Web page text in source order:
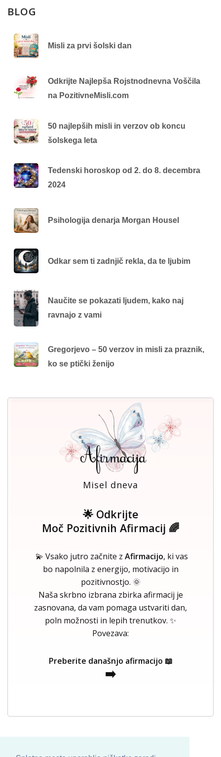
BLOG
Misli za prvi šolski dan
Odkrijte Najlepša Rojstnodnevna Voščila
na PozitivneMisli.com
50 najlepših misli in verzov ob koncu
šolskega leta
Tedenski horoskop od 2. do 8. decembra
2024
Psihologija denarja Morgan Housel
Odkar sem ti zadnjič rekla, da te ljubim
Naučite se pokazati ljudem, kako naj
ravnajo z vami
Gregorjevo – 50 verzov in misli za praznik,
ko se ptički ženijo
Misel dneva
🌟 Odkrijte
Moč Pozitivnih Afirmacij 🌈
💫 Vsako jutro začnite z Afirmacijo, ki vas
bo napolnila z energijo, motivacijo in
pozitivnostjo. 🌞
Naša skrbno izbrana zbirka afirmacij je
zasnovana, da vam pomaga ustvariti dan,
poln možnosti in lepih trenutkov. ✨
Povezava:
Preberite današnjo afirmacijo 📖
➡️